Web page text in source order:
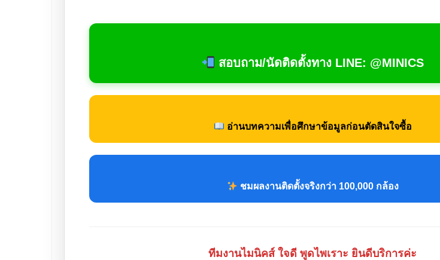
สอบถาม/นัดติดตั้งทาง LINE: @MINICS
อ่านบทความเพื่อศึกษาข้อมูลก่อนตัดสินใจซื้อ
ชมผลงานติดตั้งจริงกว่า 100,000 กล้อง
ทีมงานไมนิคส์ ใจดี พูดไพเราะ ยินดีบริการค่ะ